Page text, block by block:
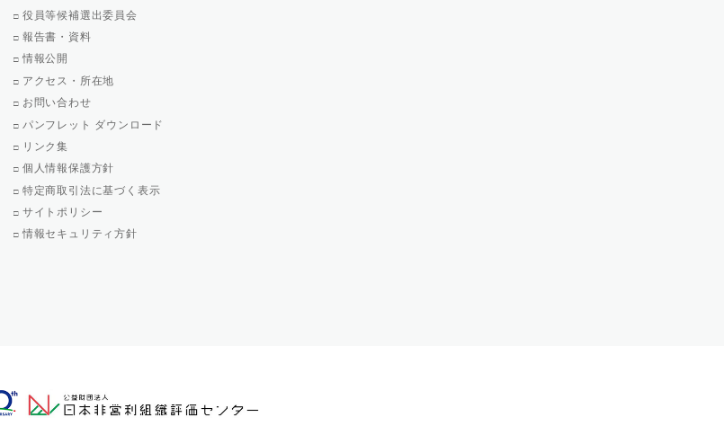
役員等候補選出委員会
報告書・資料
情報公開
アクセス・所在地
お問い合わせ
パンフレット ダウンロード
リンク集
個人情報保護方針
特定商取引法に基づく表示
サイトポリシー
情報セキュリティ方針